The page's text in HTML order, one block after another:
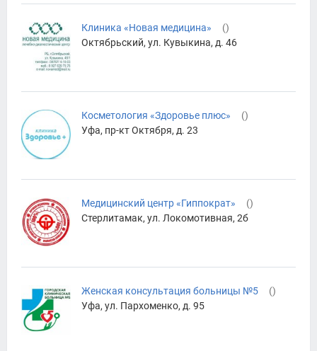
Клиника «Новая медицина» ()
Октябрьский, ул. Кувыкина, д. 46
Косметология «Здоровье плюс» ()
Уфа, пр-кт Октября, д. 23
Медицинский центр «Гиппократ» ()
Стерлитамак, ул. Локомотивная, 2б
Женская консультация больницы №5 ()
Уфа, ул. Пархоменко, д. 95